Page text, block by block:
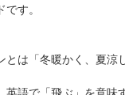
す。
とは「冬暖かく、夏涼
英語で「飛ぶ」を意味